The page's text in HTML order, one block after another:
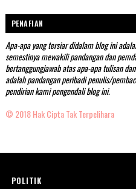
PENAFIAN
Apa-apa yang tersiar didalam blog ini
semestinya mewakili pandangan dan
bertanggungjawab atas apa-apa tulisan
adalah pandangan peribadi penulis/
pendirian kami pengendali blog ini.
© 2018 Hak Cipta Tak Terpelihara
POLITIK